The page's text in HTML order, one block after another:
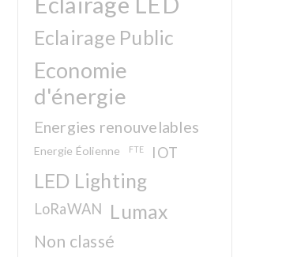
Eclairage Public
Economie
d'énergie
Energies renouvelables
Energie Éolienne FTE IOT
LED Lighting
LoRaWAN Lumax
Non classé